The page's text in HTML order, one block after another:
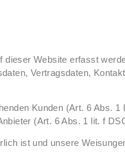
Website erfasst
Vertragsdaten,
Kunden (Art. 6 Abs.
(Art. 6 Abs. 1 lit. f
ist und unsere